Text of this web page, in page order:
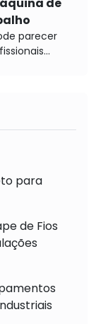
parecer
para
de Fios